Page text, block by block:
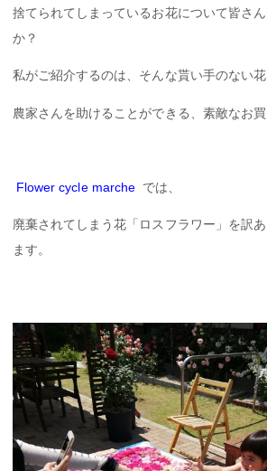
捨てられてしまっているお花について皆さ
か？
私がご紹介するのは、そんな貰い手のない花
農家さんを助けることができる、素敵なお買
Flower cycle marche では、
廃棄されてしまう花「ロスフラワー」を訳
ます。